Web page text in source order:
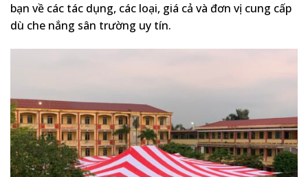
bạn về các tác dụng, các loại, giá cả và đơn vị cung cấp
dù che nắng sân trường uy tín.